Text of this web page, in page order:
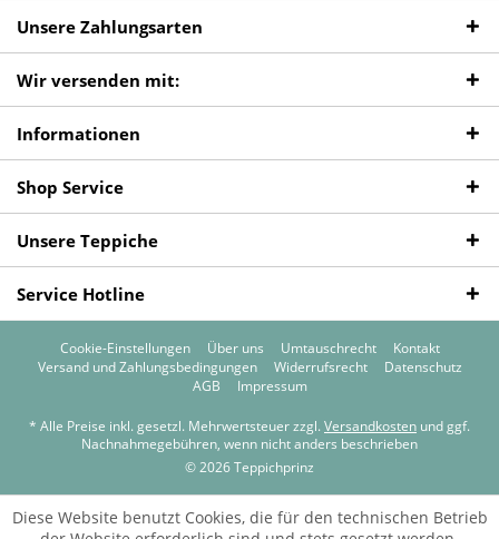
Unsere Zahlungsarten
Wir versenden mit:
Informationen
Shop Service
Unsere Teppiche
Service Hotline
Cookie-Einstellungen Über uns Umtauschrecht
Kontakt
Versand und Zahlungsbedingungen
Widerrufsrecht
Datenschutz
AGB
Impressum
* Alle Preise inkl. gesetzl. Mehrwertsteuer zzgl. Versandkosten und ggf.
Nachnahmegebühren, wenn nicht anders beschrieben
© 2026 Teppichprinz
Diese Website benutzt Cookies, die für den technischen Betrieb